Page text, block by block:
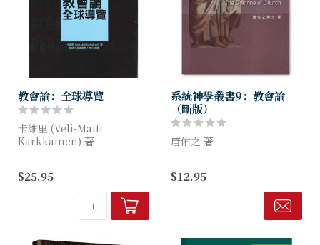
教會論：全球導覽
卡維里 (Veli-Matti
Karkkainen) 著
不同文化、傳統的氛圍下言說
教會。卡維里憑藉其深厚學
養，以及豐富的跨宗...
$25.95
系統神學叢書9：教會論
（斷版）
唐佑之 著
有機體，教會是神性與人的綜
合，照說教會既是神的所在，
必是聖潔完美之環境，但有人
的地方，必不完全；肢體配搭
$12.95